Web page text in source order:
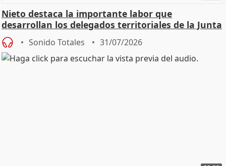
Nieto destaca la importante labor que
desarrollan los delegados territoriales de la Junta
Sonido Totales 31/07/2026